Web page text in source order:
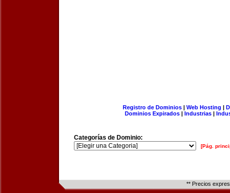
Registro de Dominios| Web Hosting |
Dominios Expirados | Industrias |
Categorías de Dominio:
[Pág.
** Precios